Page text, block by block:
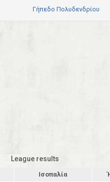
Γήπεδο Πολυδενδρίου
League results
Ισοπαλία